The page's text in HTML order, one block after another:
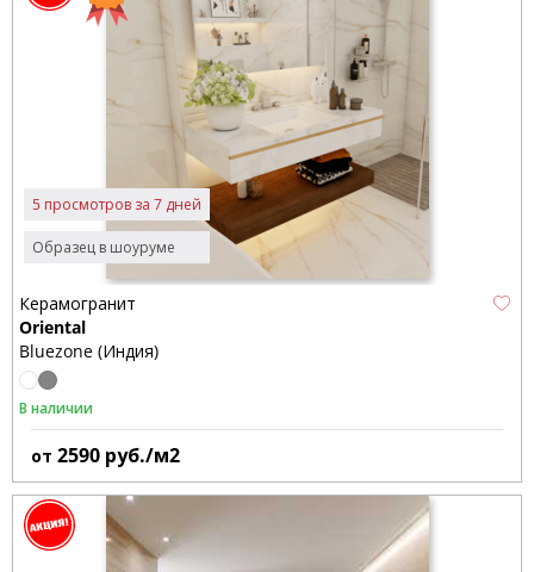
Образец в шоуруме
5 просмотров за 7 дней
Керамогранит
Oriental
Bluezone (Индия)
В наличии
от 2590 руб./м2